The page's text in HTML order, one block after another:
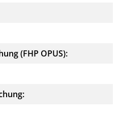
(FHP OPUS):